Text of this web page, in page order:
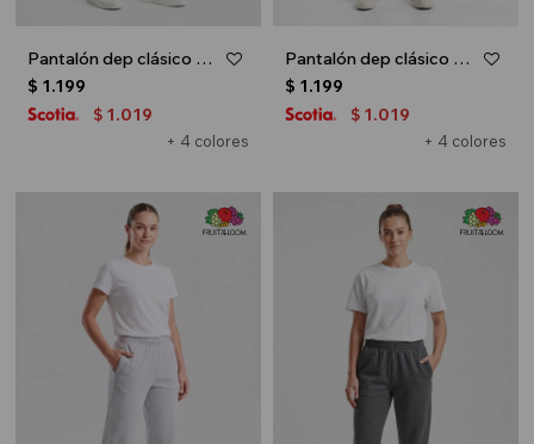
Pantalón dep clásico c/puños elásticos - UNISEX - Blanco
+ 4 colores
$ 1.199
$ 1.019
Pantalón dep clásico c/puños elásticos - UNISEX - Azul oscuro
+ 4 colores
$ 1.199
$ 1.019